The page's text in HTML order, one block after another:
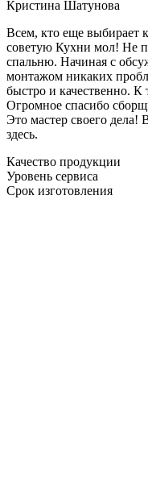
Кристина Шатунова
Всем, кто еще выбирает
советую Кухни мол! Не
спальню. Начиная с
монтажом никаких
быстро и качественно.
Огромное спасибо
Это мастер своего дела!
здесь.
Качество продукции
Уровень сервиса
Срок изготовления